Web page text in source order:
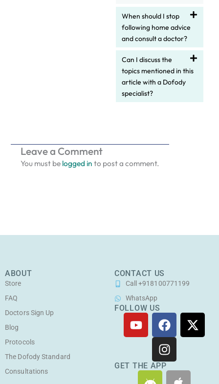
When should I stop
following home advice
and consult a doctor?
Can I discuss the
topics mentioned in this
article with a Dofody
specialist?
Leave a Comment
You must be logged in to post a comment.
ABOUT
Store
FAQ
Doctors Sign Up
Blog
Protocols
The Dofody Standard
Consultations
CONTACT US
Call +918100771199
WhatsApp
FOLLOW US
Y
o
u
F
a
c
e
b
X
-
I
n
s
t
a
GET THE APP
A A